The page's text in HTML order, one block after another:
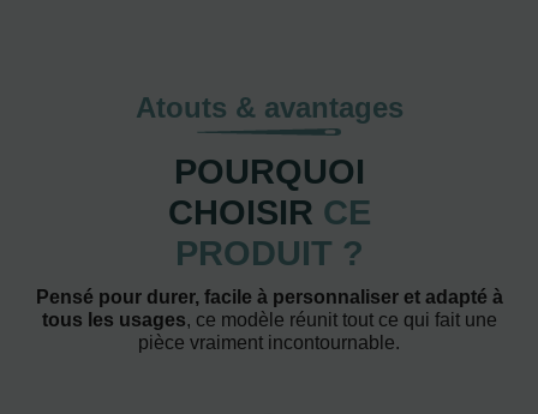
Atouts & avantages
POURQUOI
CHOISIR CE
PRODUIT ?
Pensé pour durer, facile à personnaliser et adapté à
tous les usages, ce modèle réunit tout ce qui fait une
pièce vraiment incontournable.